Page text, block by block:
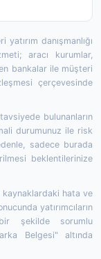
danışmanlığı
aracı kurumlar,
bankalar ile müşteri
çerçevesinde
bulunanların
durumunuz ile risk
sadece burada
beklentilerinize
kaynaklardaki hata ve
yatırımcıların
şekilde sorumlu
Belgesi" altında